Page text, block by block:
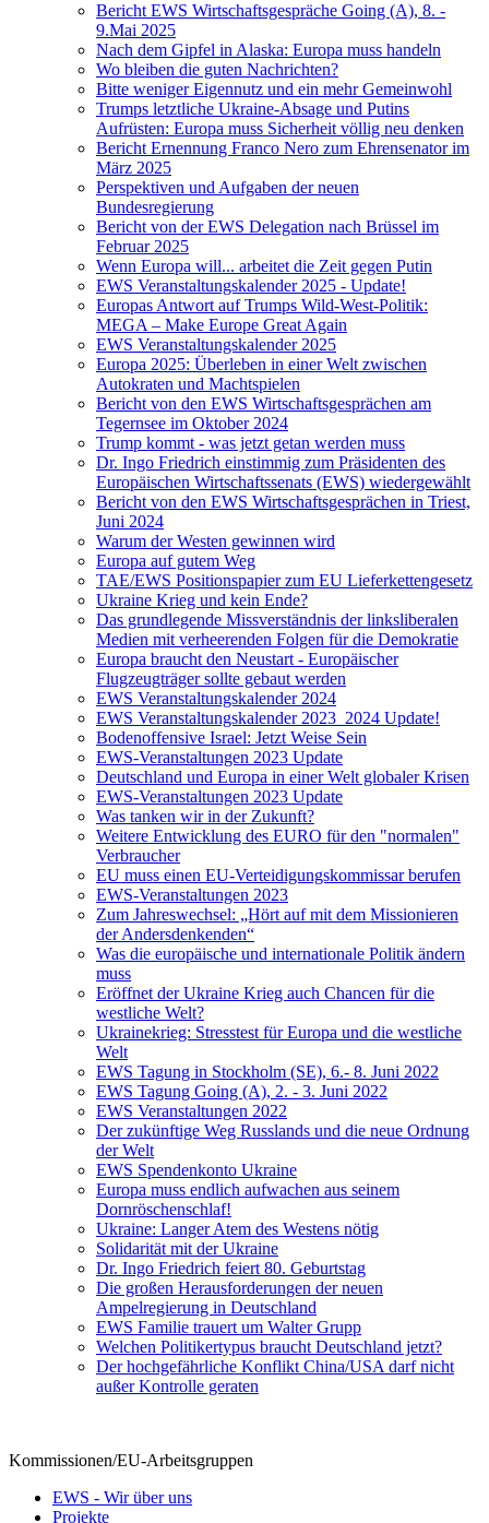
Bericht EWS Wirtschaftsgespräche Going (A), 8. -
9.Mai 2025
Nach dem Gipfel in Alaska: Europa muss handeln
Wo bleiben die guten Nachrichten?
Bitte weniger Eigennutz und ein mehr Gemeinwohl
Trumps letztliche Ukraine-Absage und Putins
Aufrüsten: Europa muss Sicherheit völlig neu denken
Bericht Ernennung Franco Nero zum Ehrensenator im
März 2025
Perspektiven und Aufgaben der neuen
Bundesregierung
Bericht von der EWS Delegation nach Brüssel im
Februar 2025
Wenn Europa will... arbeitet die Zeit gegen Putin
EWS Veranstaltungskalender 2025 - Update!
Europas Antwort auf Trumps Wild-West-Politik:
MEGA – Make Europe Great Again
EWS Veranstaltungskalender 2025
Europa 2025: Überleben in einer Welt zwischen
Autokraten und Machtspielen
Bericht von den EWS Wirtschaftsgesprächen am
Tegernsee im Oktober 2024
Trump kommt - was jetzt getan werden muss
Dr. Ingo Friedrich einstimmig zum Präsidenten des
Europäischen Wirtschaftssenats (EWS) wiedergewählt
Bericht von den EWS Wirtschaftsgesprächen in Triest,
Juni 2024
Warum der Westen gewinnen wird
Europa auf gutem Weg
TAE/EWS Positionspapier zum EU Lieferkettengesetz
Ukraine Krieg und kein Ende?
Das grundlegende Missverständnis der linksliberalen
Medien mit verheerenden Folgen für die Demokratie
Europa braucht den Neustart - Europäischer
Flugzeugträger sollte gebaut werden
EWS Veranstaltungskalender 2024
EWS Veranstaltungskalender 2023_2024 Update!
Bodenoffensive Israel: Jetzt Weise Sein
EWS-Veranstaltungen 2023 Update
Deutschland und Europa in einer Welt globaler Krisen
EWS-Veranstaltungen 2023 Update
Was tanken wir in der Zukunft?
Weitere Entwicklung des EURO für den "normalen"
Verbraucher
EU muss einen EU-Verteidigungskommissar berufen
EWS-Veranstaltungen 2023
Zum Jahreswechsel: „Hört auf mit dem Missionieren
der Andersdenkenden“
Was die europäische und internationale Politik ändern
muss
Eröffnet der Ukraine Krieg auch Chancen für die
westliche Welt?
Ukrainekrieg: Stresstest für Europa und die westliche
Welt
EWS Tagung in Stockholm (SE), 6.- 8. Juni 2022
EWS Tagung Going (A), 2. - 3. Juni 2022
EWS Veranstaltungen 2022
Der zukünftige Weg Russlands und die neue Ordnung
der Welt
EWS Spendenkonto Ukraine
Europa muss endlich aufwachen aus seinem
Dornröschenschlaf!
Ukraine: Langer Atem des Westens nötig
Solidarität mit der Ukraine
Dr. Ingo Friedrich feiert 80. Geburtstag
Die großen Herausforderungen der neuen
Ampelregierung in Deutschland
EWS Familie trauert um Walter Grupp
Welchen Politikertypus braucht Deutschland jetzt?
Der hochgefährliche Konflikt China/USA darf nicht
außer Kontrolle geraten
Kommissionen/EU-Arbeitsgruppen
EWS - Wir über uns
Projekte